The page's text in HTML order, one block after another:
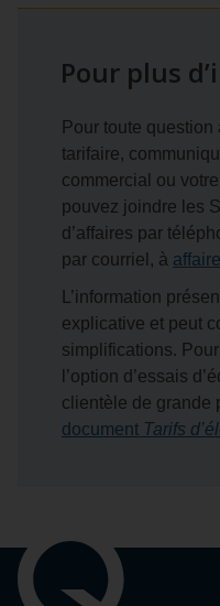
Pour plus
Pour toute
tarifaire,
commercial ou
pouvez joindre les
d’affaires par
par courriel, à
L’information
explicative et peut
simplifications.
l’option d’essais
clientèle de grande
document Tarifs